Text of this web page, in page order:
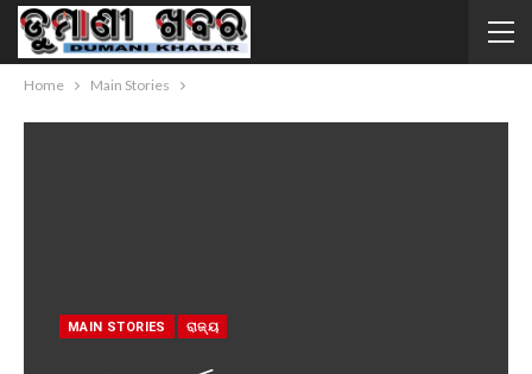
Home Main Stories
MAIN STORIES ରାଜ୍ୟ